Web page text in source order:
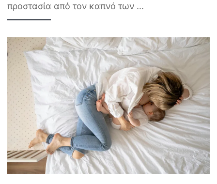
προστασία από τον καπνό των ...